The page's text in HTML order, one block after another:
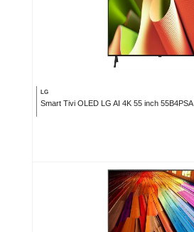
LG
Smart Tivi OLED LG AI 4K 55 inch 55B4PSA